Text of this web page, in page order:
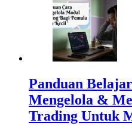
Panduan
Mengelola &
Trading Untuk